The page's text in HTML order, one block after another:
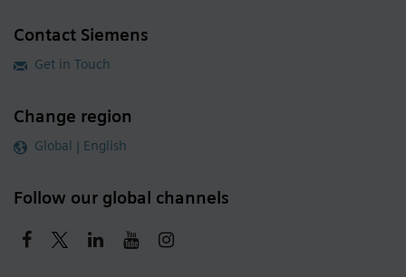
Contact Siemens
Get in Touch
Change region
Global | English
Follow our global channels